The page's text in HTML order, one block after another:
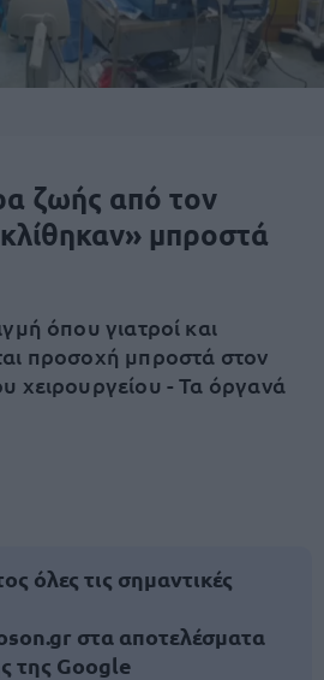
ζωής από τον
μπροστά
όπου γιατροί και
προσοχή μπροστά στον
χειρουργείου - Τα όργανά
όλες τις σημαντικές
στα αποτελέσματα
της Google